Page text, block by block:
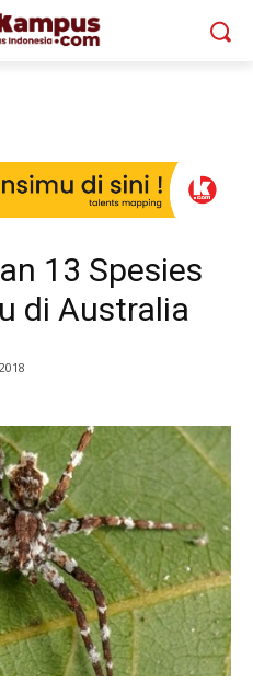
13 Spesies
di Australia